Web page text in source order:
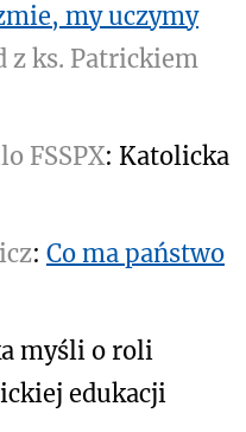
my uczymy
z ks. Patrickiem
FSSPX: Katolicka
: Co ma państwo
myśli o roli
edukacji